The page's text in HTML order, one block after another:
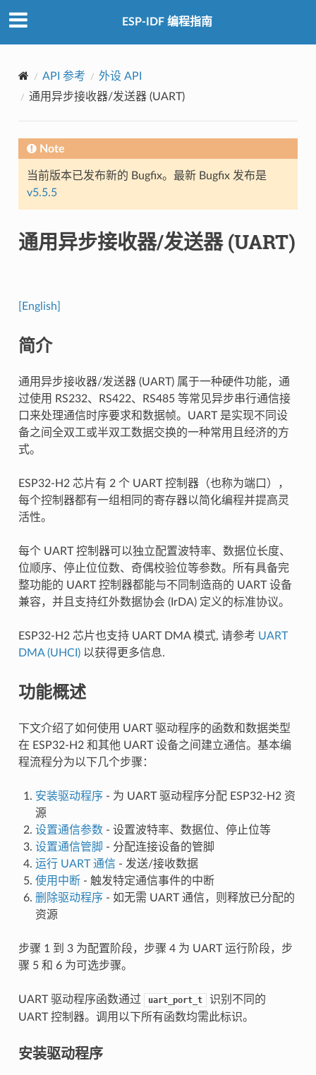
ESP-IDF 编程指南
API 参考
外设 API
通用异步接收器/发送器 (UART)
Note
当前版本已发布新的 Bugfix。最新 Bugfix 发布是
v5.5.5
通用异步接收器/发送器 (UART)
[English]
简介
通用异步接收器/发送器 (UART) 属于一种硬件功能，通
过使用 RS232、RS422、RS485 等常见异步串行通信接
口来处理通信时序要求和数据帧。UART 是实现不同设
备之间全双工或半双工数据交换的一种常用且经济的方
式。
ESP32-H2 芯片有 2 个 UART 控制器（也称为端口），
每个控制器都有一组相同的寄存器以简化编程并提高灵
活性。
每个 UART 控制器可以独立配置波特率、数据位长度、
位顺序、停止位位数、奇偶校验位等参数。所有具备完
整功能的 UART 控制器都能与不同制造商的 UART 设备
兼容，并且支持红外数据协会 (IrDA) 定义的标准协议。
ESP32-H2 芯片也支持 UART DMA 模式, 请参考 UART
DMA (UHCI)以获得更多信息.
功能概述
下文介绍了如何使用 UART 驱动程序的函数和数据类型
在 ESP32-H2 和其他 UART 设备之间建立通信。基本编
程流程分为以下几个步骤：
安装驱动程序 - 为 UART 驱动程序分配 ESP32-H2 资
源
设置通信参数- 设置波特率、数据位、停止位等
设置通信管脚 - 分配连接设备的管脚
运行 UART 通信- 发送/接收数据
使用中断- 触发特定通信事件的中断
删除驱动程序 - 如无需 UART 通信，则释放已分配的
资源
步骤 1 到 3 为配置阶段，步骤 4 为 UART 运行阶段，步
骤 5 和 6 为可选步骤。
UART 驱动程序函数通过 uart_port_t
识别不同的
UART 控制器。调用以下所有函数均需此标识。
安装驱动程序